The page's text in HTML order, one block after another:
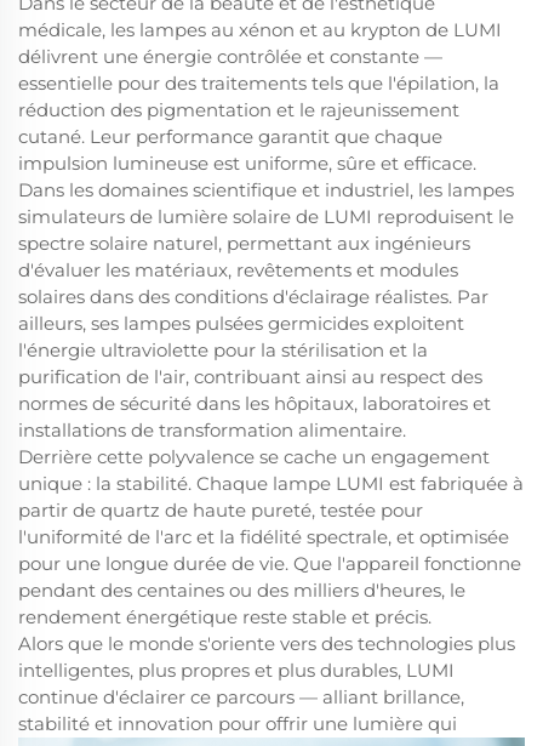
médicale, les lampes au xénon et au krypton de LUMI
délivrent une énergie contrôlée et constante —
essentielle pour des traitements tels que l'épilation, la
réduction des pigmentation et le rajeunissement
cutané. Leur performance garantit que chaque
impulsion lumineuse est uniforme, sûre et efficace.
Dans les domaines scientifique et industriel, les lampes
simulateurs de lumière solaire de LUMI reproduisent le
spectre solaire naturel, permettant aux ingénieurs
d'évaluer les matériaux, revêtements et modules
solaires dans des conditions d'éclairage réalistes. Par
ailleurs, ses lampes pulsées germicides exploitent
l'énergie ultraviolette pour la stérilisation et la
purification de l'air, contribuant ainsi au respect des
normes de sécurité dans les hôpitaux, laboratoires et
installations de transformation alimentaire.
Derrière cette polyvalence se cache un engagement
unique : la stabilité. Chaque lampe LUMI est fabriquée à
partir de quartz de haute pureté, testée pour
l'uniformité de l'arc et la fidélité spectrale, et optimisée
pour une longue durée de vie. Que l'appareil fonctionne
pendant des centaines ou des milliers d'heures, le
rendement énergétique reste stable et précis.
Alors que le monde s'oriente vers des technologies plus
intelligentes, plus propres et plus durables, LUMI
continue d'éclairer ce parcours — alliant brillance,
stabilité et innovation pour offrir une lumière qui